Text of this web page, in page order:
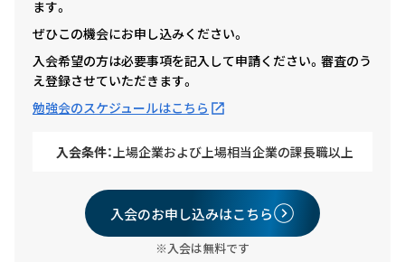
ます。
ぜひこの機会にお申し込みください。
入会希望の方は必要事項を記入して申請ください。審査のう
え登録させていただきます。
勉強会のスケジュールはこちら
入会条件：上場企業および上場相当企業の課長職以上
入会のお申し込みはこちら
※入会は無料です